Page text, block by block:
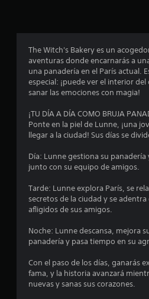
The Witch's Bakery es un
aventuras donde encarnarás a
una panadería en el París actual.
especial: ¡puede ver el interior
sanar las emociones con magia!
¡TU DÍA A DÍA COMO BRUJA
Ponte en la piel de Lunne, ¡una
llegar a la ciudad! Sus días se
Día: Lunne gestiona su panadería
junto con su equipo de amigos.
Tarde: Lunne explora París, se
secretos de la ciudad y se
afligidos de sus amigos.
Noche: Lunne descansa, mejora
panadería y pasa tiempo en su
Con el paso de los días, ganarás
fama, y la historia avanzará
nuevas y sanas sus corazones.